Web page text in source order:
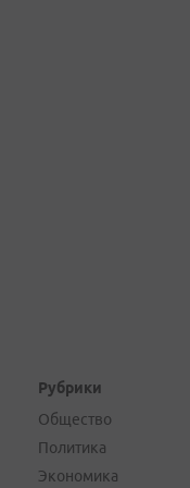
Рубрики
Общество
Политика
Экономика